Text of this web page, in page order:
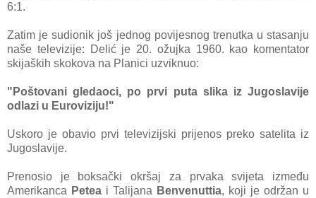
6:1.
Zatim je sudionik još jednog povijesnog trenutka u stasanju
naše televizije: Delić je 20. ožujka 1960. kao komentator
skijaških skokova na Planici uzviknuo:
"Poštovani gledaoci, po prvi puta slika iz Jugoslavije
odlazi u Euroviziju!"
Uskoro je obavio prvi televizijski prijenos preko satelita iz
Jugoslavije.
Prenosio je boksački okršaj za prvaka svijeta između
Amerikanca Petea i Talijana Benvenuttia, koji je održan u